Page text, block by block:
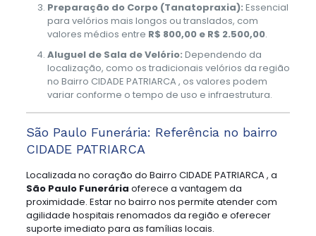
Preparação do Corpo (Tanatopraxia): Essencial
para velórios mais longos ou translados, com
valores médios entre R$ 800,00 e R$ 2.500,00.
Aluguel de Sala de Velório: Dependendo da
localização, como os tradicionais velórios da região
no Bairro CIDADE PATRIARCA , os valores podem
variar conforme o tempo de uso e infraestrutura.
São Paulo Funerária: Referência no bairro
CIDADE PATRIARCA
Localizada no coração do Bairro CIDADE PATRIARCA , a
São Paulo Funerária oferece a vantagem da
proximidade. Estar no bairro nos permite atender com
agilidade hospitais renomados da região e oferecer
suporte imediato para as famílias locais.